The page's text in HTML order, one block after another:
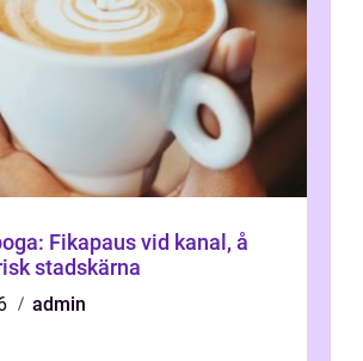
Fikapaus vid kanal, å
stadskärna
admin